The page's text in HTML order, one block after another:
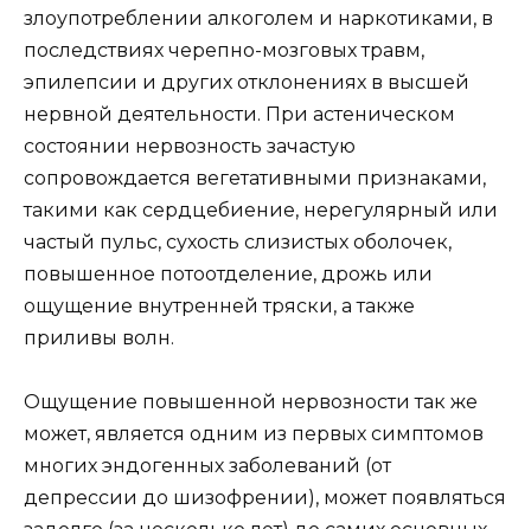
злоупотреблении алкоголем и наркотиками, в
последствиях черепно-мозговых травм,
эпилепсии и других отклонениях в высшей
нервной деятельности. При астеническом
состоянии нервозность зачастую
сопровождается вегетативными признаками,
такими как сердцебиение, нерегулярный или
частый пульс, сухость слизистых оболочек,
повышенное потоотделение, дрожь или
ощущение внутренней тряски, а также
приливы волн.
Ощущение повышенной нервозности так же
может, является одним из первых симптомов
многих эндогенных заболеваний (от
депрессии до шизофрении), может появляться